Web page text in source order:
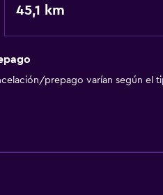
45,1 km
prepago varían según el